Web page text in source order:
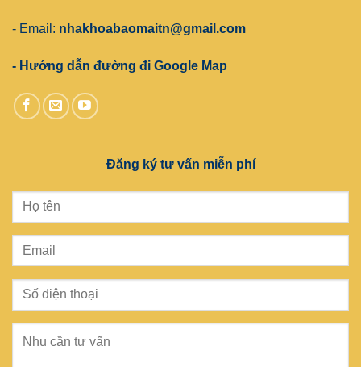
- Email: nhakhoabaomaitn@gmail.com
- Hướng dẫn đường đi Google Map
Đăng ký tư vấn miễn phí